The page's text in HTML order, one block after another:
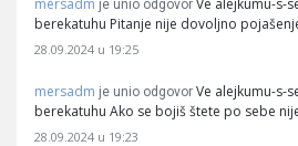
mersadm je unio odgovor Ve alejkumu-s-
berekatuhu Pitanje nije dovoljno
28.09.2024 u 19:25
mersadm je unio odgovor Ve alejkumu-s-
berekatuhu Ako se bojiš štete po sebe
28.09.2024 u 19:23